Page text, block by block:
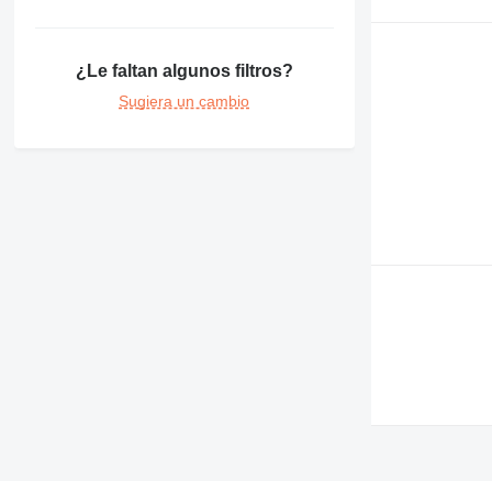
¿Le faltan algunos filtros?
Sugiera un cambio